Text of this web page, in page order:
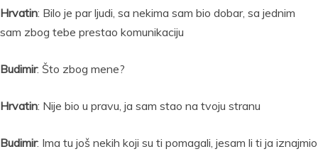
Hrvatin: Bilo je par ljudi, sa nekima sam bio dobar, sa jednim
sam zbog tebe prestao komunikaciju
Budimir: Što zbog mene?
Hrvatin: Nije bio u pravu, ja sam stao na tvoju stranu
Budimir: Ima tu još nekih koji su ti pomagali, jesam li ti ja iznajmio